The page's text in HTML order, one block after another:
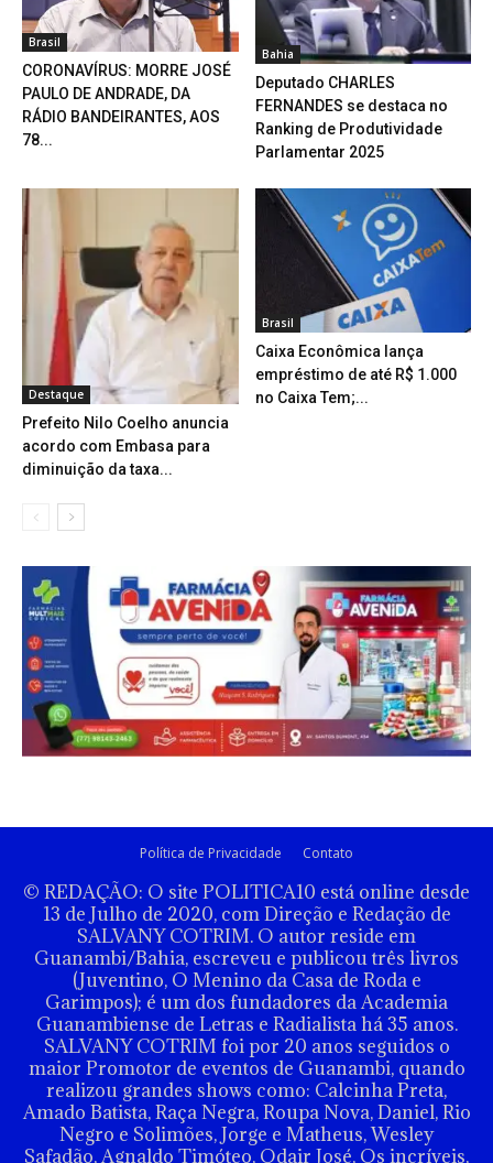
Brasil
CORONAVÍRUS: MORRE JOSÉ
PAULO DE ANDRADE, DA
RÁDIO BANDEIRANTES, AOS
78...
Bahia
Deputado CHARLES
FERNANDES se destaca no
Ranking de Produtividade
Parlamentar 2025
Destaque
Prefeito Nilo Coelho anuncia
acordo com Embasa para
diminuição da taxa...
Brasil
Caixa Econômica lança
empréstimo de até R$ 1.000
no Caixa Tem;...
Política de Privacidade Contato
© REDAÇÃO: O site POLITICA10 está online desde
13 de Julho de 2020, com Direção e Redação de
SALVANY COTRIM. O autor reside em
Guanambi/Bahia, escreveu e publicou três livros
(Juventino, O Menino da Casa de Roda e
Garimpos); é um dos fundadores da Academia
Guanambiense de Letras e Radialista há 35 anos.
SALVANY COTRIM foi por 20 anos seguidos o
maior Promotor de eventos de Guanambi, quando
realizou grandes shows como: Calcinha Preta,
Amado Batista, Raça Negra, Roupa Nova, Daniel, Rio
Negro e Solimões, Jorge e Matheus, Wesley
Safadão, Agnaldo Timóteo, Odair José, Os incríveis,